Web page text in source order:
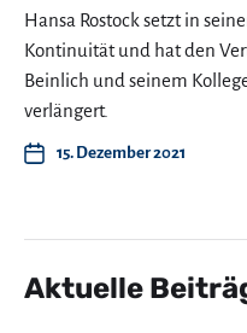
Hansa Rostock setzt in
Kontinuität und hat den
Beinlich und seinem
verlängert.
15. Dezember 2021
Aktuelle